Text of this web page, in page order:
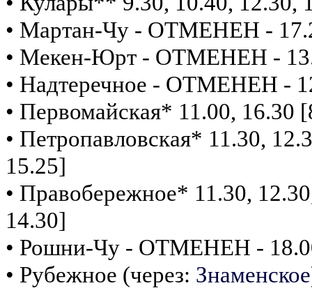
• Мартан-Чу - ОТМЕНЕН -
• Мекен-Юрт - ОТМЕНЕН -
• Надтеречное - ОТМЕНЕН -
• Первомайская* 11.00, 16.30
• Петропавловская* 11.30,
15.25]
• Правобережное* 11.30,
14.30]
• Рошни-Чу - ОТМЕНЕН -
• Рубежное (через: Знаменское